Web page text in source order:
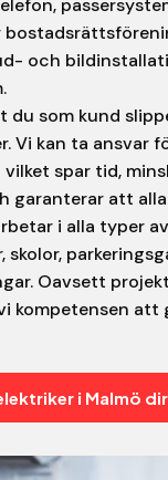
och
du som kund
Vi kan ta ansvar
spar tid,
garanterar att
i alla typer
skolor,
Oavsett
kompetensen att
i Malmö